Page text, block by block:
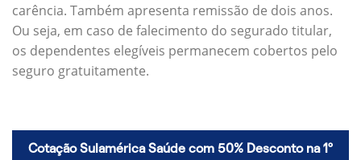
carência. Também apresenta remissão de dois anos.
Ou seja, em caso de falecimento do segurado titular,
os dependentes elegíveis permanecem cobertos pelo
seguro gratuitamente.
Cotação Sulamérica Saúde com 50% Desconto na 1º